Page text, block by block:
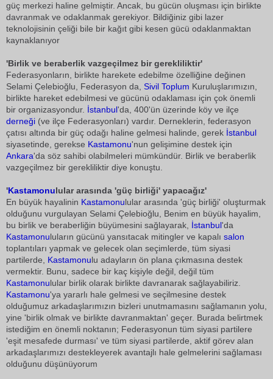
güç merkezi haline gelmiştir. Ancak, bu gücün oluşması için birlikte
davranmak ve odaklanmak gerekiyor. Bildiğiniz gibi lazer
teknolojisinin çeliği bile bir kağıt gibi kesen gücü odaklanmaktan
kaynaklanıyor
'Birlik ve beraberlik vazgeçilmez bir gerekliliktir'
Federasyonların, birlikte harekete edebilme özelliğine değinen
Selami Çelebioğlu, Federasyon da, Sivil Toplum Kuruluşlarımızın,
birlikte hareket edebilmesi ve gücünü odaklaması için çok önemli
bir organizasyondur. İstanbul'da, 400'ün üzerinde köy ve ilçe
derneği (ve ilçe Federasyonları) vardır. Derneklerin, federasyon
çatısı altında bir güç odağı haline gelmesi halinde, gerek İstanbul
siyasetinde, gerekse Kastamonu'nun gelişimine destek için
Ankara'da söz sahibi olabilmeleri mümkündür. Birlik ve beraberlik
vazgeçilmez bir gerekliliktir diye konuştu.
'Kastamonulular arasında 'güç birliği' yapacağız'
En büyük hayalinin Kastamonulular arasında 'güç birliği' oluşturmak
olduğunu vurgulayan Selami Çelebioğlu, Benim en büyük hayalim,
bu birlik ve beraberliğin büyümesini sağlayarak, İstanbul'da
Kastamonuluların gücünü yansıtacak mitingler ve kapalı salon
toplantıları yapmak ve gelecek olan seçimlerde, tüm siyasi
partilerde, Kastamonulu adayların ön plana çıkmasına destek
vermektir. Bunu, sadece bir kaç kişiyle değil, değil tüm
Kastamonulular birlik olarak birlikte davranarak sağlayabiliriz.
Kastamonu'ya yararlı hale gelmesi ve seçilmesine destek
olduğumuz arkadaşlarımızın bizleri unutmamasını sağlamanın yolu,
yine 'birlik olmak ve birlikte davranmaktan' geçer. Burada belirtmek
istediğim en önemli noktanın; Federasyonun tüm siyasi partilere
'eşit mesafede durması' ve tüm siyasi partilerde, aktif görev alan
arkadaşlarımızı destekleyerek avantajlı hale gelmelerini sağlaması
olduğunu düşünüyorum